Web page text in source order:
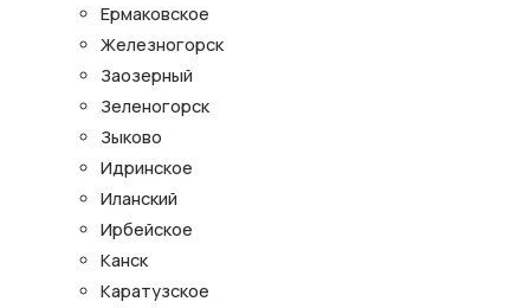
Ермаковское
Железногорск
Заозерный
Зеленогорск
Зыково
Идринское
Иланский
Ирбейское
Канск
Каратузское